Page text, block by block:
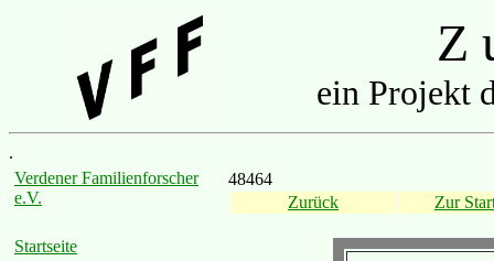
Z
ein Projekt
.
Verdener Familienforscher
e.V.
Startseite
48464
Zurück
Zur